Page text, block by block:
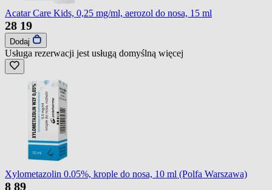
Acatar Care Kids, 0,25 mg/ml, aerozol do nosa, 15 ml
28 19
Dodaj
Usługa rezerwacji jest usługą domyślną więcej
Xylometazolin 0.05%, krople do nosa, 10 ml (Polfa Warszawa)
8 89